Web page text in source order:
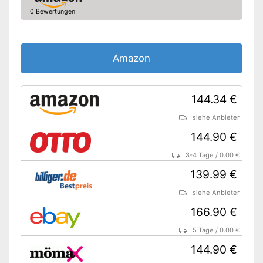
0 Bewertungen
Amazon
144.34 €
siehe Anbieter
144.90 €
3-4 Tage /0.00 €
139.99 €
siehe Anbieter
166.90 €
5 Tage /0.00 €
144.90 €